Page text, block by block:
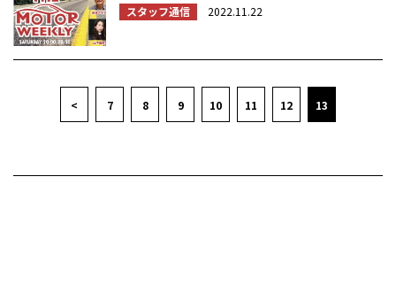
スタッフ通信 2022.11.22
< 7 8 9 10 11 12 13